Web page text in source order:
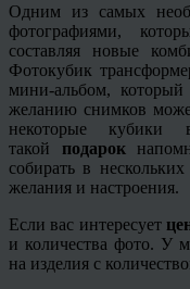
Одним из самых
фотографиями,
составляя новые
Фотокубик
мини-альбом,
желанию снимков
некоторые
такой подарок
собирать в
желания и настроения.
Если вас интересует
и количества фото. У
на изделия с